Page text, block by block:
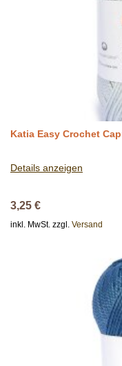
Katia Easy Crochet
Details anzeigen
3,25 €
inkl. MwSt. zzgl. Versand